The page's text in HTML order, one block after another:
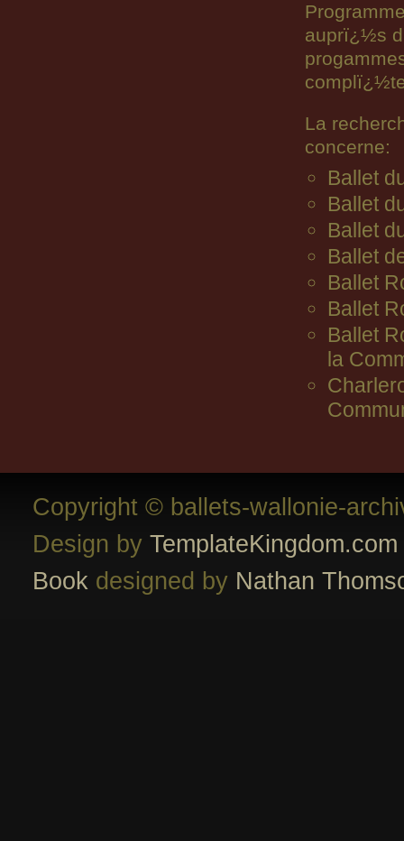
auprï¿½s
La
concerne:
Ballet
Ballet
Ballet
Ballet
Ballet
Ballet
Ballet
la
Copyright © ballets-wallonie-
Design by TemplateKingdom.com
Book designed by Nathan